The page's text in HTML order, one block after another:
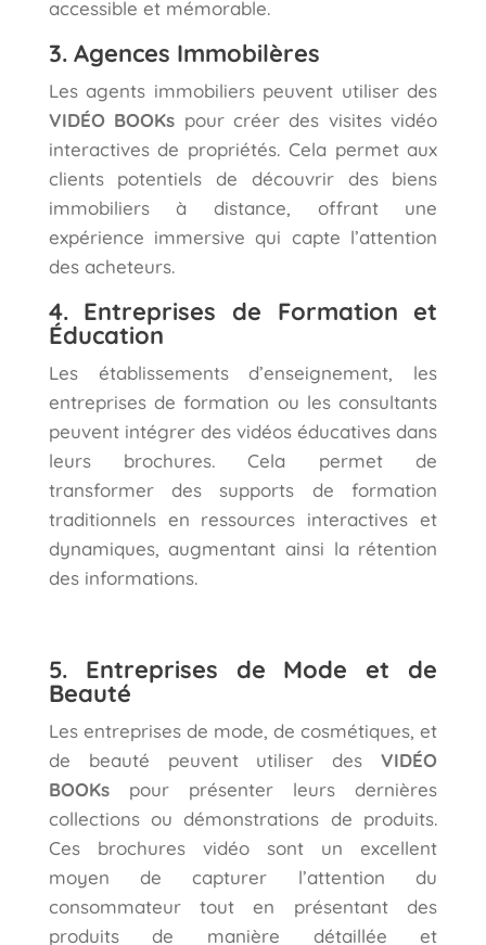
accessible et mémorable.
3. Agences Immobilères
Les agents immobiliers peuvent utiliser des
VIDÉO BOOKs pour créer des visites vidéo
interactives de propriétés. Cela permet aux
clients potentiels de découvrir des biens
immobiliers à distance, offrant une
expérience immersive qui capte l’attention
des acheteurs.
4. Entreprises de Formation et
Éducation
Les établissements d’enseignement, les
entreprises de formation ou les consultants
peuvent intégrer des vidéos éducatives dans
leurs brochures. Cela permet de
transformer des supports de formation
traditionnels en ressources interactives et
dynamiques, augmentant ainsi la rétention
des informations.
5. Entreprises de Mode et de
Beauté
Les entreprises de mode, de cosmétiques, et
de beauté peuvent utiliser desVIDÉO
BOOKspour présenter leurs dernières
collections ou démonstrations de produits.
Ces brochures vidéo sont un excellent
moyen de capturer l’attention du
consommateur tout en présentant des
produits de manière détaillée et